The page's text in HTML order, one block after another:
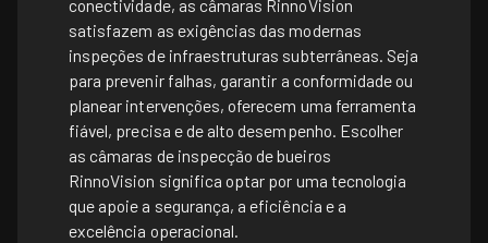
conectividade, as câmaras RinnoVision
satisfazem as exigências das modernas
inspeções de infraestruturas subterrâneas. Seja
para prevenir falhas, garantir a conformidade ou
planear intervenções, oferecem uma ferramenta
fiável, precisa e de alto desempenho. Escolher
as câmaras de inspecção de bueiros
RinnoVision significa optar por uma tecnologia
que apoie a segurança, a eficiência e a
excelência operacional.